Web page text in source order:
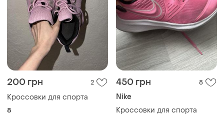
200 грн 2
Кроссовки для спорта
8
450 грн 8
Nike
Кроссовки для спорта